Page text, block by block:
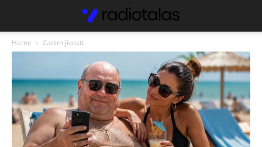
Home Zanimljivosti